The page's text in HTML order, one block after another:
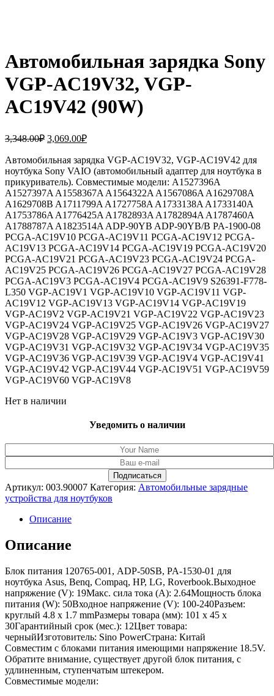
Автомобильная зарядка Sony
VGP-AC19V32, VGP-
AC19V42 (90W)
3,348.00₽ Первоначальная
составляла
3,348.00₽.
3,069.00₽Текущая
3,069.00₽.
Автомобильная зарядка VGP-AC19V32, VGP-AC19V42 для
ноутбука Sony VAIO (автомобильный адаптер для ноутбука в
прикуриватель). Совместимые модели: A1527396A
A1527397A A1558367A A1564322A A1567086A A1629708A
A1629708B A1711799A A1727758A A1733138A A1733140A
A1753786A A1776425A A1782893A A1782894A A1787460A
A1788787A A1823514A ADP-90YB ADP-90YB/B PA-1900-08
PCGA-AC19V10 PCGA-AC19V11 PCGA-AC19V12 PCGA-
AC19V13 PCGA-AC19V14 PCGA-AC19V19 PCGA-AC19V20
PCGA-AC19V21 PCGA-AC19V23 PCGA-AC19V24 PCGA-
AC19V25 PCGA-AC19V26 PCGA-AC19V27 PCGA-AC19V28
PCGA-AC19V3 PCGA-AC19V4 PCGA-AC19V9 S26391-F778-
L350 VGP-AC19V1 VGP-AC19V10 VGP-AC19V11 VGP-
AC19V12 VGP-AC19V13 VGP-AC19V14 VGP-AC19V19
VGP-AC19V2 VGP-AC19V21 VGP-AC19V22 VGP-AC19V23
VGP-AC19V24 VGP-AC19V25 VGP-AC19V26 VGP-AC19V27
VGP-AC19V28 VGP-AC19V29 VGP-AC19V3 VGP-AC19V30
VGP-AC19V31 VGP-AC19V32 VGP-AC19V34 VGP-AC19V35
VGP-AC19V36 VGP-AC19V39 VGP-AC19V4 VGP-AC19V41
VGP-AC19V42 VGP-AC19V44 VGP-AC19V51 VGP-AC19V59
VGP-AC19V60 VGP-AC19V8
Нет в наличии
Уведомить о наличии
Артикул: 003.90007 Категория: Автомобильные зарядные
устройства для ноутбуков
Описание
Описание
Блок питания 120765-001, ADP-50SB, PA-1530-01 для
ноутбука Asus, Benq, Compaq, HP, LG, Roverbook.Выходное
напряжение (V): 19Макс. сила тока (A): 2.64Мощность блока
питания (W): 50Входное напряжение (V): 100-240Разъем:
круглый 4.8 x 1.7 mmРазмеры товара (мм): 101 x 45 x
30Гарантийный срок (мес.): 12Цвет товара:
черныйИзготовитель: Sino PowerСтрана: Китай
Совместим с блоками питания имеющими напряжение 18.5V.
Обратите внимание, существует другой блок питания, с
удлиненным, ступенчатым штекером.
Совместимые модели: